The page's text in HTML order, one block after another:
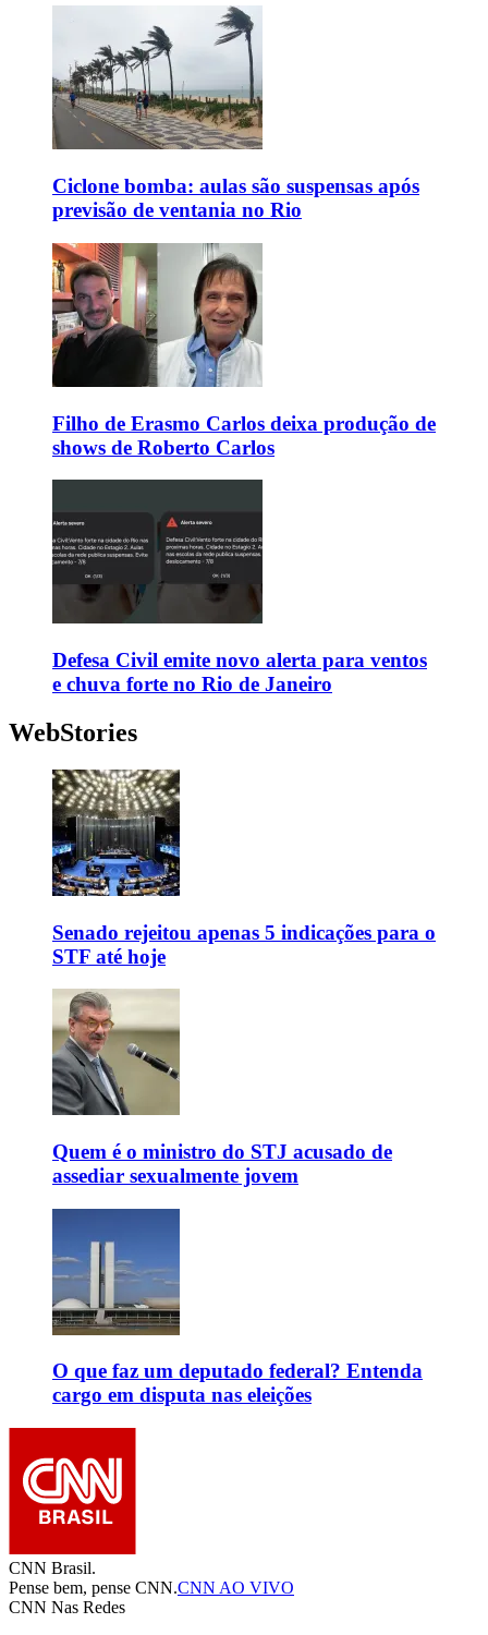
Ciclone bomba: aulas são suspensas após
previsão de ventania no Rio
Filho de Erasmo Carlos deixa produção de
shows de Roberto Carlos
Defesa Civil emite novo alerta para ventos
e chuva forte no Rio de Janeiro
WebStories
Senado rejeitou apenas 5 indicações para o
STF até hoje
Quem é o ministro do STJ acusado de
assediar sexualmente jovem
O que faz um deputado federal? Entenda
cargo em disputa nas eleições
CNN Brasil.
Pense bem, pense CNN.CNN AO VIVO
CNN Nas Redes